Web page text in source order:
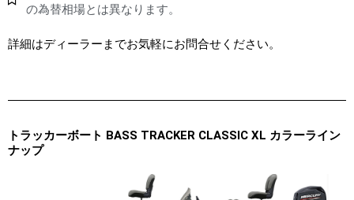
の為替相場とは異なります。
詳細はディーラーまでお気軽にお問合せください。
トラッカーボート BASS TRACKER CLASSIC XL カラーライン
ナップ